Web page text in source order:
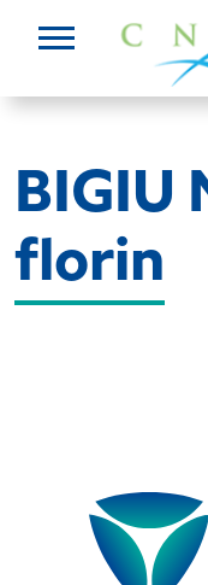
BIGIU
florin